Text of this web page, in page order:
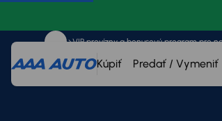
Kúpiť Predať / Vymeniť
VIP provízny a bonusový program pre